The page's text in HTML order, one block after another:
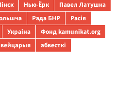
Нью-Ёрк
Павел Латушка
Рада БНР
Расія
Украіна
Фонд kamunikat.org
абвесткі